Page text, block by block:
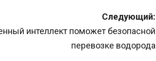
Следующий:
интеллект поможет безопасной
перевозке водорода